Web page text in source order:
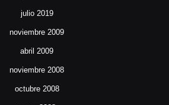
julio 2019
noviembre 2009
abril 2009
noviembre 2008
octubre 2008